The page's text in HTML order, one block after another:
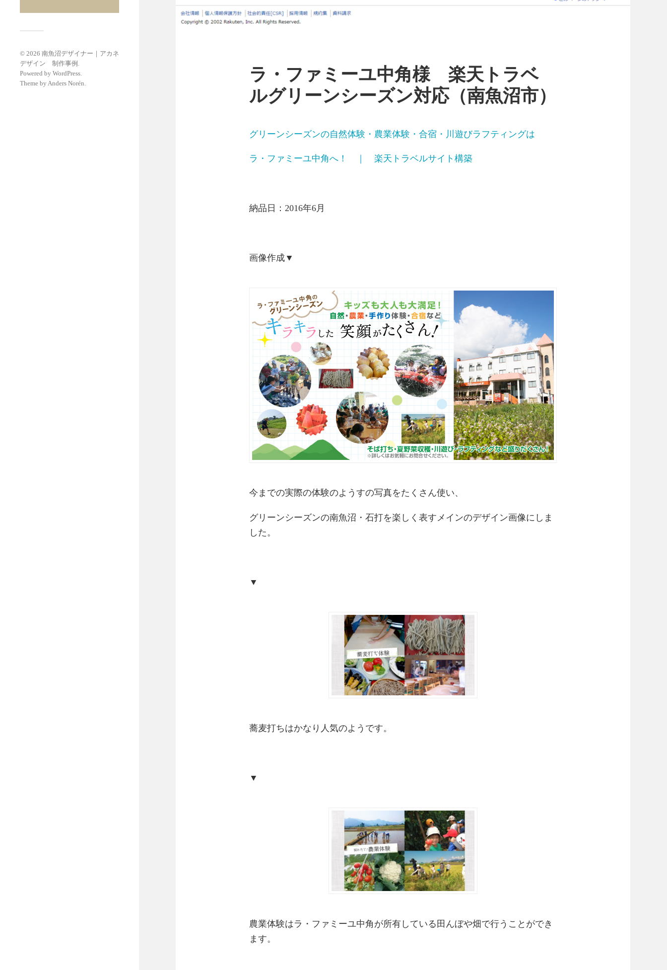
© 2026 南魚沼デザイナー｜アカネ
デザイン 制作事例 .
Powered by WordPress.
Theme by Anders Norén.
ラ・ファミーユ中角様 楽天トラベ
ルグリーンシーズン対応（南魚沼市）
グリーンシーズンの自然体験・農業体験・合宿・川遊びラフティングは
ラ・ファミーユ中角へ！ ｜ 楽天トラベルサイト構築
納品日：2016年6月
画像作成▼
今までの実際の体験のようすの写真をたくさん使い、
グリーンシーズンの南魚沼・石打を楽しく表すメインのデザイン画像にしま
した。
▼
蕎麦打ちはかなり人気のようです。
▼
農業体験はラ・ファミーユ中角が所有している田んぼや畑で行うことができ
ます。